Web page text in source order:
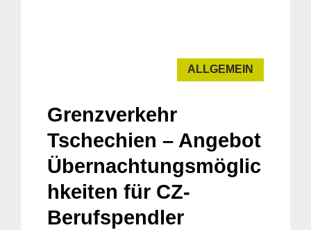
ALLGEMEIN
Grenzverkehr
Tschechien – Angebot
Übernachtungsmöglic
hkeiten für CZ-
Berufspendler